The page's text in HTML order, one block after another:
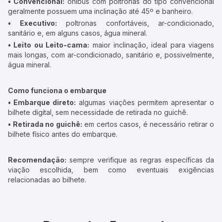
geralmente possuem uma inclinação até 45º e banheiro.
• Executivo: poltronas confortáveis, ar-condicionado,
sanitário e, em alguns casos, água mineral.
• Leito ou Leito-cama: maior inclinação, ideal para viagens
mais longas, com ar-condicionado, sanitário e, possivelmente,
água mineral.
Como funciona o embarque
• Embarque direto: algumas viações permitem apresentar o
bilhete digital, sem necessidade de retirada no guichê.
• Retirada no guichê: em certos casos, é necessário retirar o
bilhete físico antes do embarque.
Recomendação: sempre verifique as regras específicas da
viação escolhida, bem como eventuais exigências
relacionadas ao bilhete.